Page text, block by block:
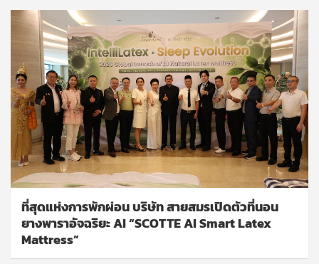
ที่สุดแห่งการพักผ่อน บริษัท สายสมรเปิดตัวที่นอน
ยางพาราอัจฉริยะ AI “SCOTTE AI Smart Latex
Mattress”